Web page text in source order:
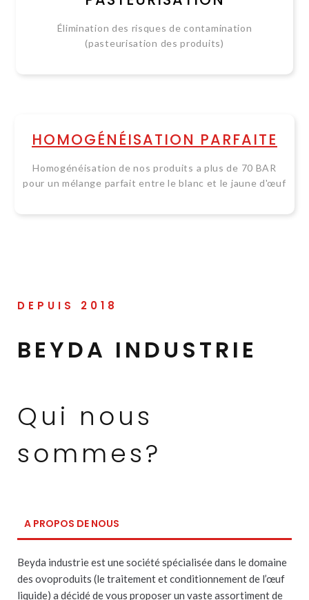
Élimination des risques de contamination
(pasteurisation des produits)
HOMOGÉNÉISATION PARFAITE
Homogénéisation de nos produits a plus de 70 BAR
pour un mélange parfait entre le blanc et le jaune d'œuf
DEPUIS 2018
BEYDA INDUSTRIE
Qui nous
sommes?
A PROPOS DE NOUS
Beyda industrie est une société spécialisée dans le domaine
des ovoproduits (le traitement et conditionnement de l’œuf
liquide) a décidé de vous proposer un vaste assortiment de